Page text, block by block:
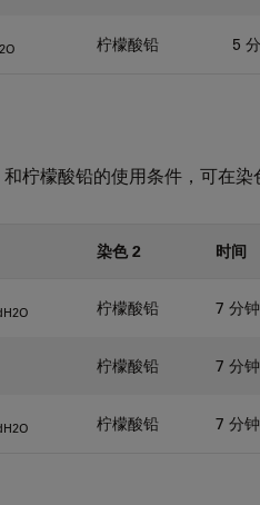
柠檬酸铅 5
柠檬酸铅的使用条件，可在染
染色 2 时间
柠檬酸铅 7 分钟
柠檬酸铅 7 分钟
柠檬酸铅 7 分钟